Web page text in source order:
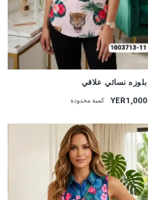
بلوزه نسائي علاقي
YER1,000 كمية محدودة